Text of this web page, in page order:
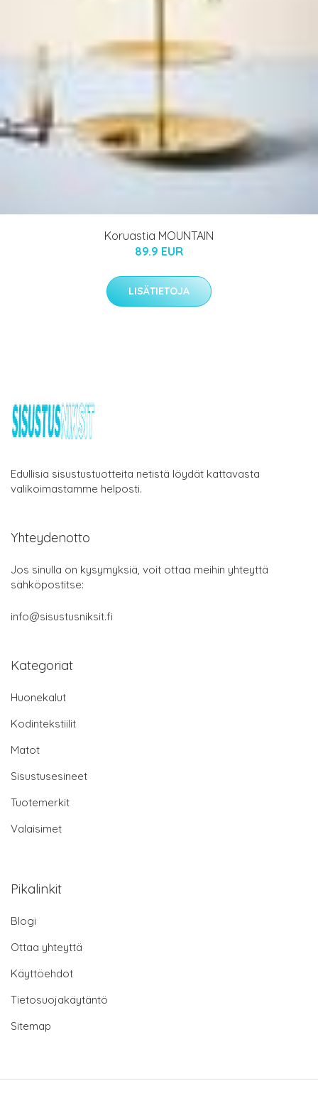
Koruastia MOUNTAIN
89.9 EUR
LISÄTIETOJA
Edullisia sisustustuotteita netistä löydät kattavasta
valikoimastamme helposti.
Yhteydenotto
Jos sinulla on kysymyksiä, voit ottaa meihin yhteyttä
sähköpostitse:
info@sisustusniksit.fi
Kategoriat
Huonekalut
Kodintekstiilit
Matot
Sisustusesineet
Tuotemerkit
Valaisimet
Pikalinkit
Blogi
Ottaa yhteyttä
Käyttöehdot
Tietosuojakäytäntö
Sitemap